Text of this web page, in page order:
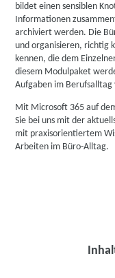
bildet einen sensiblen
Informationen
archiviert werden. Die
und organisieren, richtig
kennen, die dem
diesem Modulpaket
Aufgaben im
Mit Microsoft 365 auf
Sie bei uns mit der
mit praxisorientiertem
Arbeiten im Büro-Alltag.